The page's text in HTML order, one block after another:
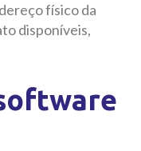
físico da
disponíveis,